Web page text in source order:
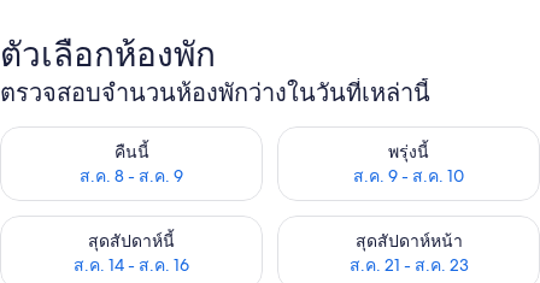
ตัวเลือกห้องพัก
ตรวจสอบจำนวนห้องพักว่างในวันที่เหล่านี้
คืนนี้
ส.ค. 8 - ส.ค. 9
ตรวจสอบจำนวนห้องพักว่างในคืนนี้ ส.ค. 8 - ส.ค. 9พรุ่งนี้
ส.ค. 9 - ส.ค. 10
ตรวจสอบจำนวนห้องพักว่างใน
สุดสัปดาห์นี้
ส.ค. 14 - ส.ค. 16
ตรวจสอบจำนวนห้องพักว่างในสุดสัปดาห์นี้ ส.ค. 14 - ส.ค. 16
สุดสัปดาห์หน้า
ส.ค. 21 - ส.ค. 23
ตรวจสอบจำนวนห้องพักว่างใน